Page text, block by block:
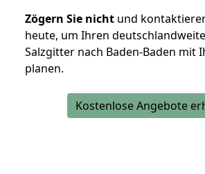
Zögern Sie nicht und
heute, um Ihren
Salzgitter nach Baden-Baden mit
planen.
Kostenlose Angebote